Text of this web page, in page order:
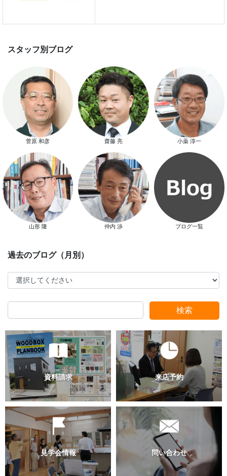
スマートハウス 完成見学会開催
新春特別キャンペーン
菅原 和彦 齋藤 亮 小薬 淳一
山形 隆 仲内 渉 ブログ一覧
検索